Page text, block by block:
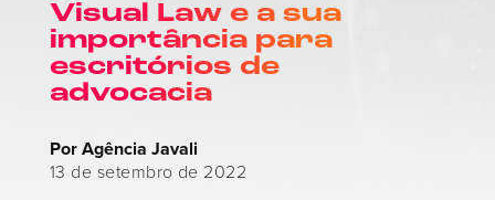
Visual Law e a sua
importância para
escritórios de
advocacia
Por Agência Javali
13 de setembro de 2022